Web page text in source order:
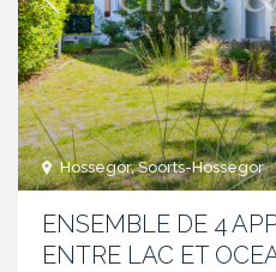
Hossegor, Soorts-Hossegor
ENSEMBLE DE 4
ENTRE LAC ET